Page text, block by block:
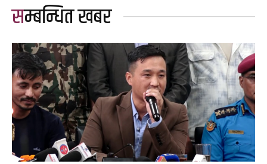
सम्बन्धित खबर